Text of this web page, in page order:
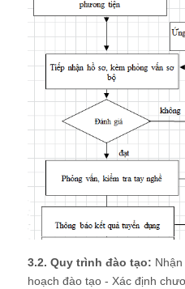
3.2. Quy trình đào tạo:
hoạch đào tạo - Xác định